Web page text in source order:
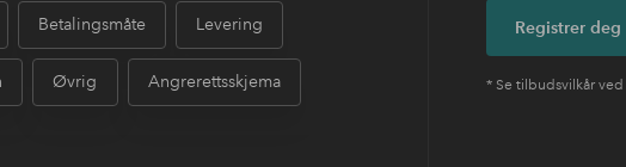
Betalingsmåte Levering
Øvrig Angrerettsskjema
Registrer deg
* Se tilbudsvilkår